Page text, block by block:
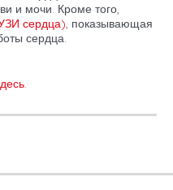
и мочи. Кроме того,
сердца), показывающая
сердца.